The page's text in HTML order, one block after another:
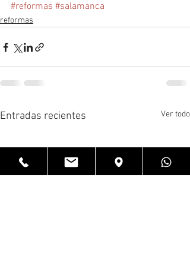
#reformas #salamanca
reformas
Entradas recientes Ver todo